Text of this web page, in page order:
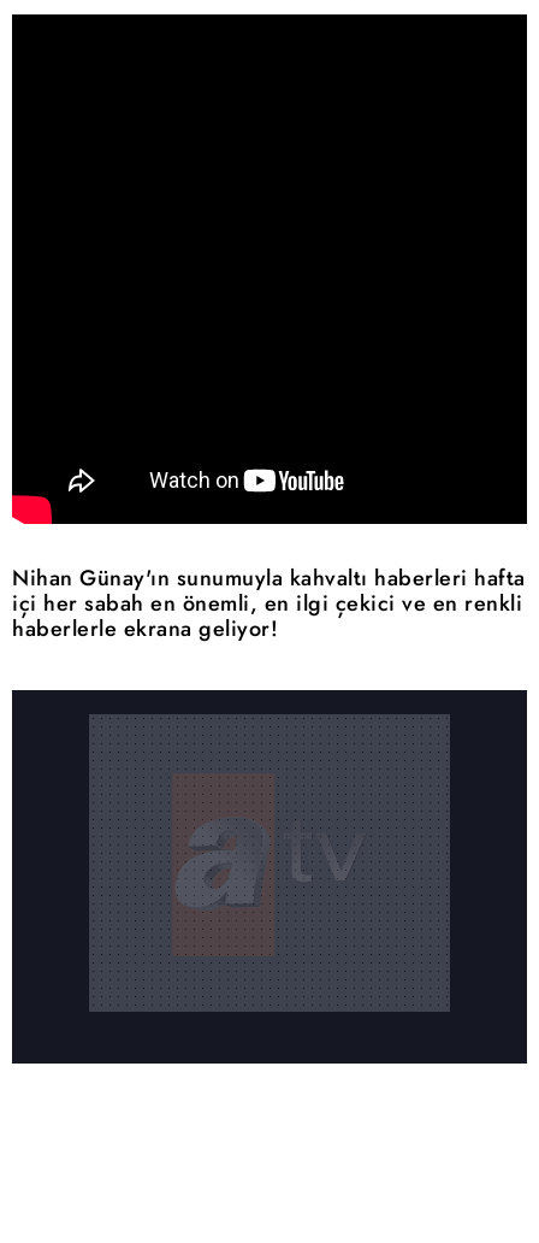
Nihan Günay'ın sunumuyla kahvaltı haberleri hafta
içi her sabah en önemli, en ilgi çekici ve en renkli
haberlerle ekrana geliyor!